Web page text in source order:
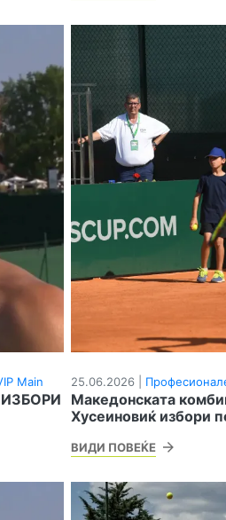
Main 25.06.2026 |
Македонската
Хусеиновиќ избори
ВИДИ ПОВЕЌЕ